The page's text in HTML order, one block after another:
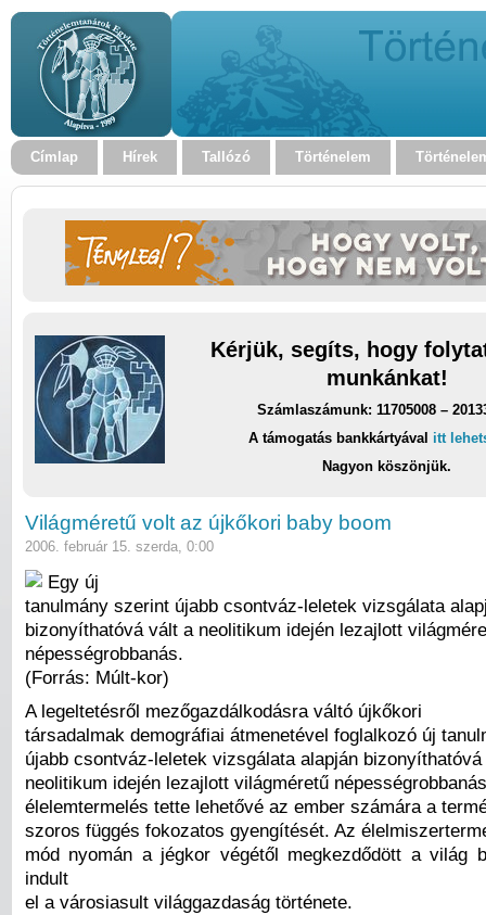
Címlap Hírek Tallózó Történelem
Kérjük, segíts, hogy
munkánkat!
Számlaszámunk: 11705008 –
A támogatás bankkártyával itt
Nagyon köszönjük.
Világméretű volt az újkőkori baby boom
2006. február 15. szerda, 0:00
Egy új
tanulmány szerint újabb csontváz-leletek vizsgálata
bizonyíthatóvá vált a neolitikum idején lezajlott
népességrobbanás.
(Forrás: Múlt-kor)
A legeltetésről mezőgazdálkodásra váltó újkőkori
társadalmak demográfiai átmenetével foglalkozó új
újabb csontváz-leletek vizsgálata alapján
neolitikum idején lezajlott világméretű
élelemtermelés tette lehetővé az ember számára a
szoros függés fokozatos gyengítését. Az
mód nyomán a jégkor végétől megkezdődött a világ
indult
el a városiasult világgazdaság története.